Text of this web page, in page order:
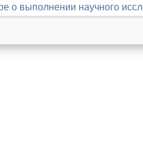
о выполнении научного